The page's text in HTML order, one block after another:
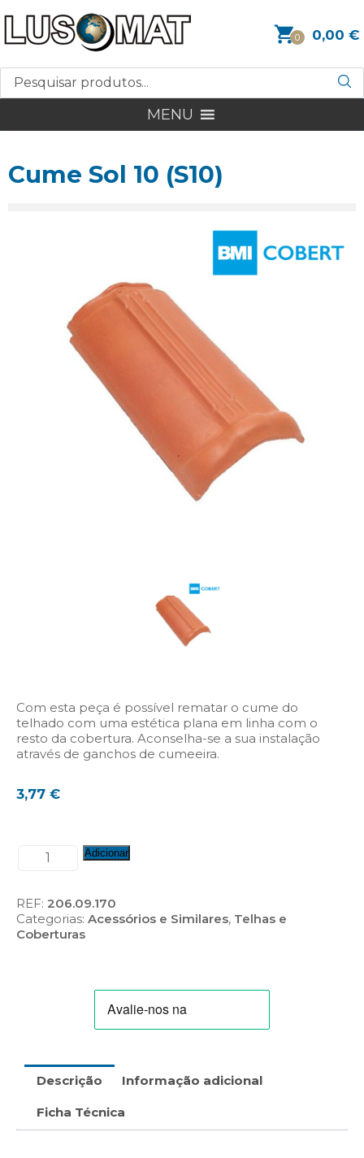
0 0,00 €
MENU
Cume Sol 10 (S10)
Com esta peça é possível rematar o cume do
telhado com uma estética plana em linha com o
resto da cobertura. Aconselha-se a sua instalação
através de ganchos de cumeeira.
3,77 €
Quantidade
Sol
10
(S10)
Adicionar
REF: 206.09.170
Categorias: Acessórios e Similares, Telhas e
Coberturas
Descrição Informação adicional
Ficha Técnica